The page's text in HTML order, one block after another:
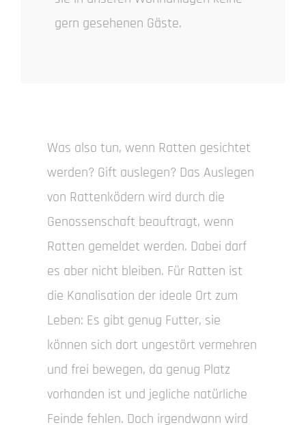
gern gesehenen Gäste.
Was also tun, wenn Ratten gesichtet
werden? Gift auslegen? Das Auslegen
von Rattenködern wird durch die
Genossenschaft beauftragt, wenn
Ratten gemeldet werden. Dabei darf
es aber nicht bleiben. Für Ratten ist
die Kanalisation der ideale Ort zum
Leben: Es gibt genug Futter, sie
können sich dort ungestört vermehren
und frei bewegen, da genug Platz
vorhanden ist und jegliche natürliche
Feinde fehlen. Doch irgendwann wird